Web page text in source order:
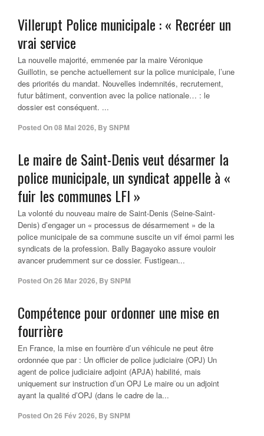
Villerupt Police municipale : « Recréer un
vrai service
La nouvelle majorité, emmenée par la maire Véronique
Guillotin, se penche actuellement sur la police municipale, l’une
des priorités du mandat. Nouvelles indemnités, recrutement,
futur bâtiment, convention avec la police nationale… : le
dossier est conséquent. ...
Posted On08 Mai 2026, BySNPM
Le maire de Saint-Denis veut désarmer la
police municipale, un syndicat appelle à «
fuir les communes LFI »
La volonté du nouveau maire de Saint-Denis (Seine-Saint-
Denis) d’engager un « processus de désarmement » de la
police municipale de sa commune suscite un vif émoi parmi les
syndicats de la profession. Bally Bagayoko assure vouloir
avancer prudemment sur ce dossier. Fustigean...
Posted On26 Mar 2026, BySNPM
Compétence pour ordonner une mise en
fourrière
En France, la mise en fourrière d’un véhicule ne peut être
ordonnée que par : Un officier de police judiciaire (OPJ) Un
agent de police judiciaire adjoint (APJA) habilité, mais
uniquement sur instruction d’un OPJ Le maire ou un adjoint
ayant la qualité d’OPJ (dans le cadre de la...
Posted On26 Fév 2026, BySNPM